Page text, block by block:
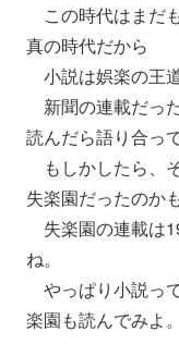
この時代はまだ
真の時代だから
小説は娯楽の王
新聞の連載だった
読んだら語り合って
もしかしたら、
失楽園だったのかも
失楽園の連載は
ね。
やっぱり小説っ
楽園も読んでみよ。